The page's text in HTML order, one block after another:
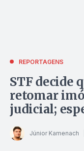
REPORTAGENS
STF decide
retomar
judicial;
Júnior Kamenach